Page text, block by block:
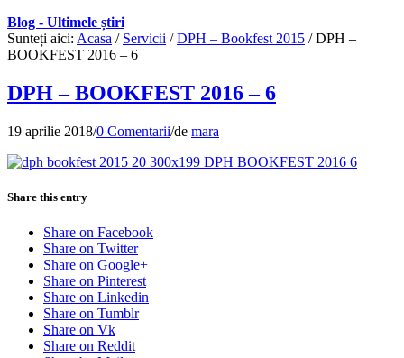
Blog - Ultimele știri
Sunteți aici: Acasa / Servicii / DPH – Bookfest 2015 / DPH –
BOOKFEST 2016 – 6
DPH – BOOKFEST 2016 – 6
19 aprilie 2018/0 Comentarii/de mara
Share this entry
Share on Facebook
Share on Twitter
Share on Google+
Share on Pinterest
Share on Linkedin
Share on Tumblr
Share on Vk
Share on Reddit